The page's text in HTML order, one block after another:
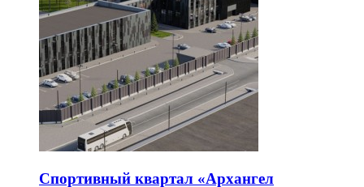
Спортивный квартал «Архангел